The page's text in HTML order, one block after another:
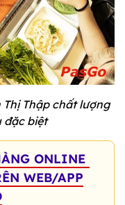
Thị Thập chất lượng
đặc biệt
ONLINE
WEB/APP